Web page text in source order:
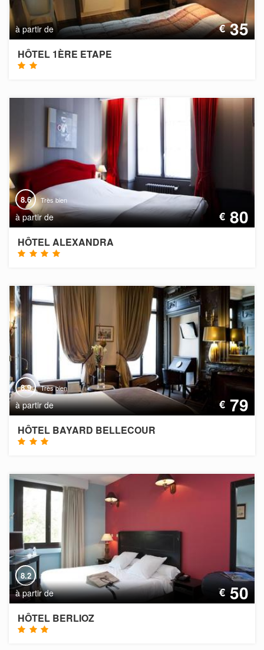
à partir de €35
HÔTEL 1ÈRE ETAPE
8.6 Très bien
à partir de € 80
HÔTEL ALEXANDRA
8.9 Très bien
à partir de € 79
HÔTEL BAYARD BELLECOUR
8.2 Très bien
à partir de €50
HÔTEL BERLIOZ